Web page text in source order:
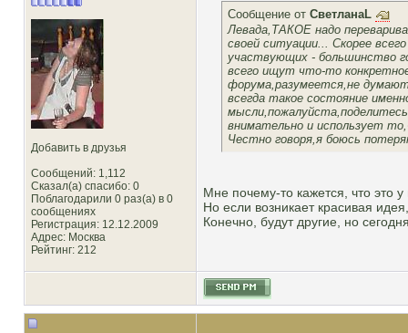
Добавить в друзья
Сообщений: 1,112
Сказал(а) спасибо: 0
Поблагодарили 0 раз(а) в 0
сообщениях
Регистрация: 12.12.2009
Адрес: Москва
Рейтинг: 212
Сообщение от СветланаL
Левада,ТАКОЕ надо
своей ситуации... Скорее
участвующих - большинство
всего ищут что-то
форума,разумеется,не
всегда такое состояние
внимательно и использует
Честно говоря,я боюсь
Мне почему-то кажется, что это
Но если возникает красивая
Конечно, будут другие, но